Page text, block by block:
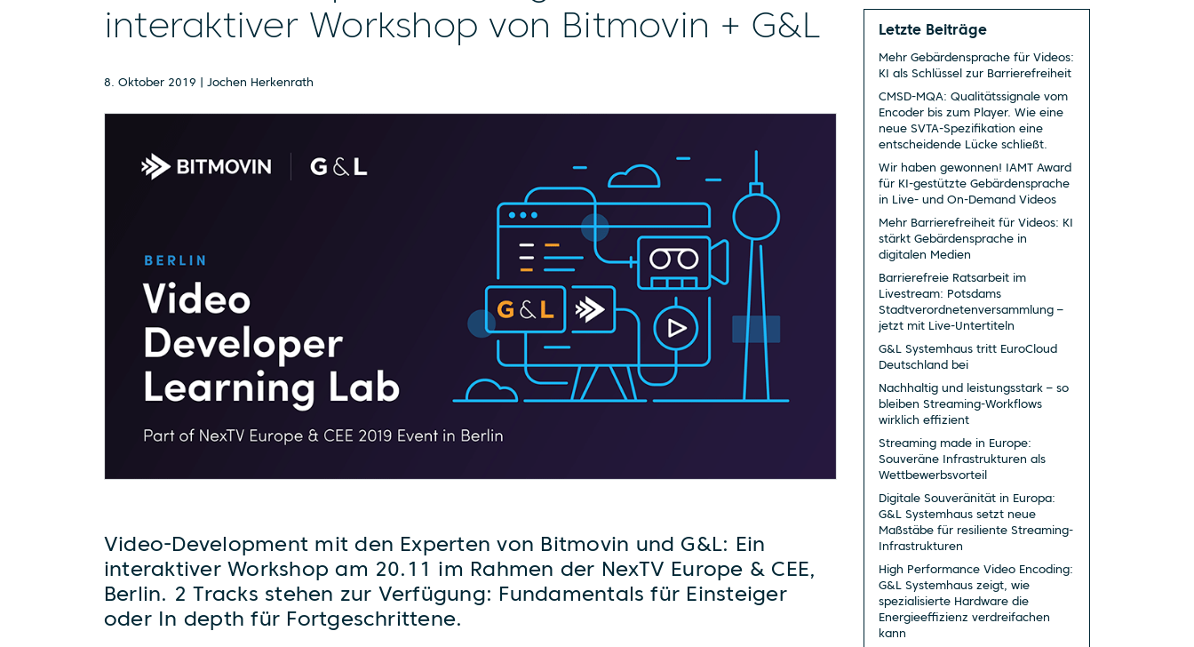
interaktiver Workshop von Bitmovin + G&L
8. Oktober 2019 | Jochen Herkenrath
Video-Development mit den Experten von Bitmovin und G&L: Ein
interaktiver Workshop am 20.11 im Rahmen der NexTV Europe & CEE,
Berlin. 2 Tracks stehen zur Verfügung: Fundamentals für Einsteiger
oder In depth für Fortgeschrittene.
Letzte Beiträge
Mehr Gebärdensprache für Videos:
KI als Schlüssel zur Barrierefreiheit
CMSD-MQA: Qualitätssignale vom
Encoder bis zum Player. Wie eine
neue SVTA-Spezifikation eine
entscheidende Lücke schließt.
Wir haben gewonnen! IAMT Award
für KI-gestützte Gebärdensprache
in Live- und On-Demand Videos
Mehr Barrierefreiheit für Videos: KI
stärkt Gebärdensprache in
digitalen Medien
Barrierefreie Ratsarbeit im
Livestream: Potsdams
Stadtverordnetenversammlung –
jetzt mit Live-Untertiteln
G&L Systemhaus tritt EuroCloud
Deutschland bei
Nachhaltig und leistungsstark – so
bleiben Streaming-Workflows
wirklich effizient
Streaming made in Europe:
Souveräne Infrastrukturen als
Wettbewerbsvorteil
Digitale Souveränität in Europa:
G&L Systemhaus setzt neue
Maßstäbe für resiliente Streaming-
Infrastrukturen
High Performance Video Encoding:
G&L Systemhaus zeigt, wie
spezialisierte Hardware die
Energieeffizienz verdreifachen
kann